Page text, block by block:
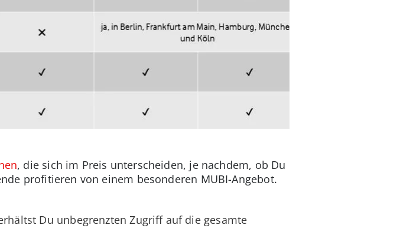
, die sich im Preis unterscheiden, je nachdem, ob Du
profitieren von einem besonderen MUBI-Angebot.
Du unbegrenzten Zugriff auf die gesamte